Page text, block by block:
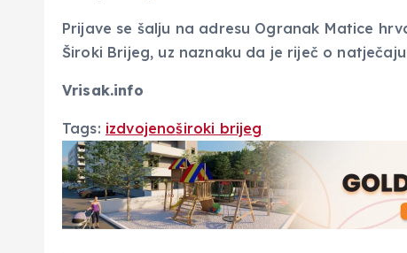
Prijave se šalju na adresu Ogranak Matice
Široki Brijeg, uz naznaku da je riječ o
Vrisak.info
Tags: izdvojenoširoki brijeg